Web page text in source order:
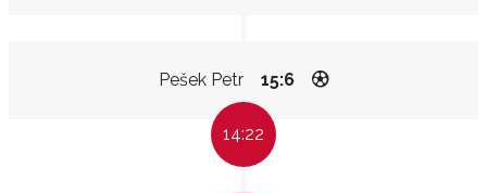
Pešek Petr 15:6
14:22